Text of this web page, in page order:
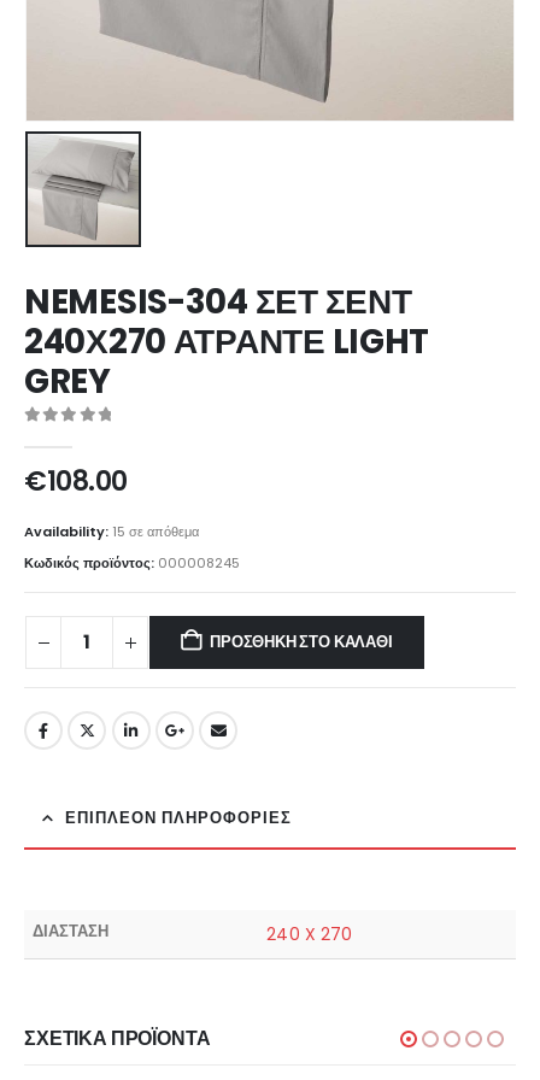
NEMESIS-304 ΣΕΤ ΣΕΝΤ
240Χ270 ΑΤΡΑΝΤΕ LIGHT
GREY
€108.00
Availability: 15 σε απόθεμα
Κωδικός προϊόντος: 000008245
ΠΡΟΣΘΉΚΗ ΣΤΟ ΚΑΛΆΘΙ
ΕΠΙΠΛΈΟΝ ΠΛΗΡΟΦΟΡΊΕΣ
ΔΙΑΣΤΑΣΗ 240 X 270
ΣΧΕΤΙΚΆ ΠΡΟΪΌΝΤΑ